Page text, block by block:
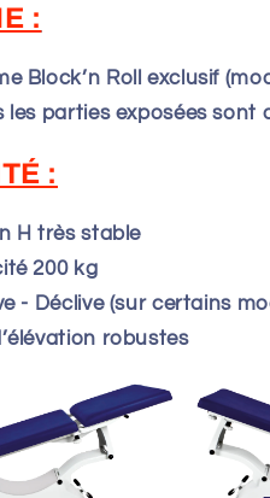
:
Block’n Roll exclusif
les parties exposées sont
:
H très stable
200 kg
- Déclive (sur certains
robustes